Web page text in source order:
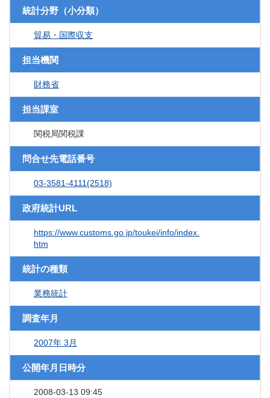
統計分野（小分類）
貿易・国際収支
担当機関
財務省
担当課室
関税局関税課
問合せ先電話番号
03-3581-4111(2518)
政府統計URL
https://www.customs.go.jp/toukei/info/index.
htm
統計の種類
業務統計
調査年月
2007年 3月
公開年月日時分
2008-03-13 09:45